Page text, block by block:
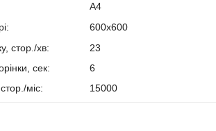
A4
600х600
стор./хв:
23
сек:
6
міс:
15000